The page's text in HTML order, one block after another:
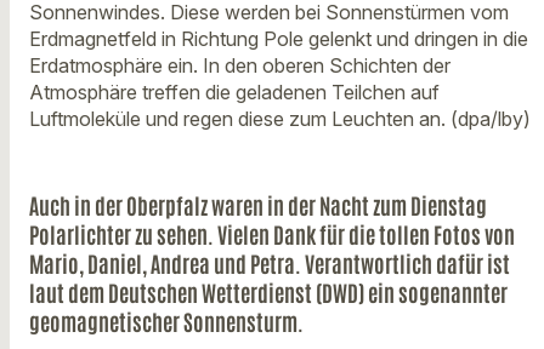
Sonnenwindes. Diese werden bei Sonnenstürmen vom
Erdmagnetfeld in Richtung Pole gelenkt und dringen in die
Erdatmosphäre ein. In den oberen Schichten der
Atmosphäre treffen die geladenen Teilchen auf
Luftmoleküle und regen diese zum Leuchten an. (dpa/lby)
Auch in der Oberpfalz waren in der Nacht zum Dienstag
Polarlichter zu sehen. Vielen Dank für die tollen Fotos von
Mario, Daniel, Andrea und Petra. Verantwortlich dafür ist
laut dem Deutschen Wetterdienst (DWD) ein sogenannter
geomagnetischer Sonnensturm.